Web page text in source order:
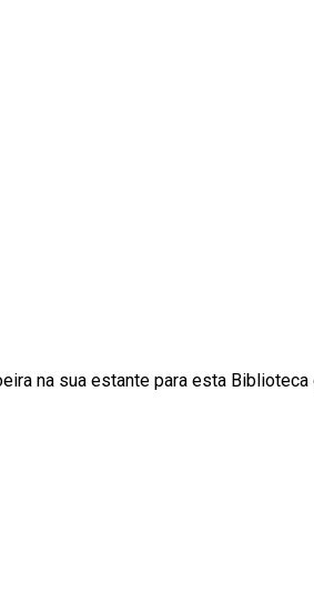
na sua estante para esta